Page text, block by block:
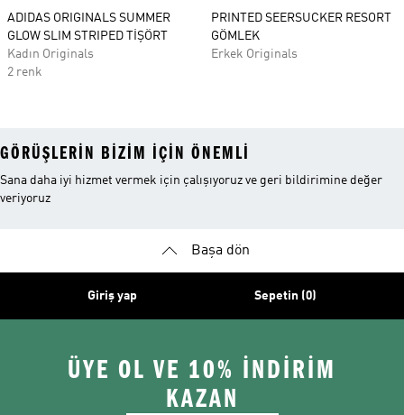
ADIDAS ORIGINALS SUMMER
GLOW SLIM STRIPED TİŞÖRT
Kadın Originals
2 renk
PRINTED SEERSUCKER RESORT
GÖMLEK
Erkek Originals
GÖRÜŞLERIN BIZIM IÇIN ÖNEMLI
Sana daha iyi hizmet vermek için çalışıyoruz ve geri bildirimine değer
veriyoruz
Başa dön
Giriş yap Sepetin (0)
ÜYE OL VE 10% İNDİRİM
KAZAN